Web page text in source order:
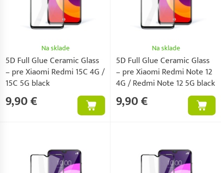
Na sklade
5D Full Glue Ceramic Glass
– pre Xiaomi Redmi 15C 4G /
15C 5G black
9,90 €
Na sklade
5D Full Glue Ceramic Glass
– pre Xiaomi Redmi Note 12
4G / Redmi Note 12 5G black
9,90 €